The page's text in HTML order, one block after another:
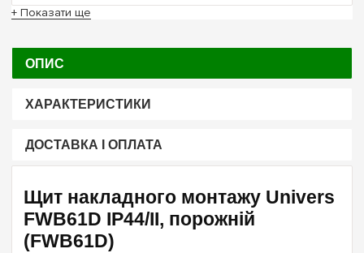
+ Показати ще
ОПИС
ХАРАКТЕРИСТИКИ
ДОСТАВКА І ОПЛАТА
Щит накладного монтажу Univers
FWB61D IP44/II, порожній
(FWB61D)